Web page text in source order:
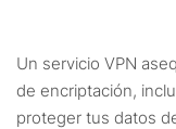
Un servicio VPN
de encriptación,
proteger tus datos